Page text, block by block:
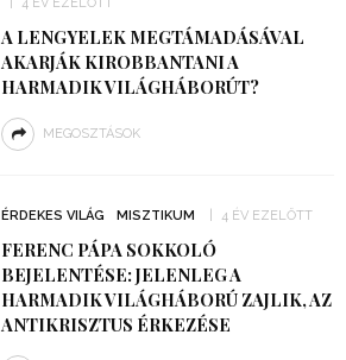
A LENGYELEK MEGTÁMADÁSÁVAL
AKARJÁK KIROBBANTANI A
HARMADIK VILÁGHÁBORÚT?
MEGOSZTÁSOK
ÉRDEKES VILÁG MISZTIKUM 4 ÉV EZELŐTT
FERENC PÁPA SOKKOLÓ
BEJELENTÉSE: JELENLEG A
HARMADIK VILÁGHÁBORÚ ZAJLIK, AZ
ANTIKRISZTUS ÉRKEZÉSE